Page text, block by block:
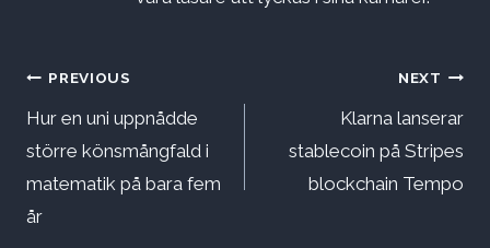
Inläggsnavigering
PREVIOUS
Hur en uni uppnådde
större könsmångfald i
matematik på bara fem
år
NEXT
Klarna lanserar
stablecoin på Stripes
blockchain Tempo